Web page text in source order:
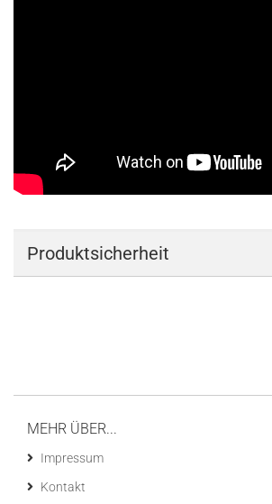
Produktsicherheit
MEHR ÜBER...
Impressum
Kontakt